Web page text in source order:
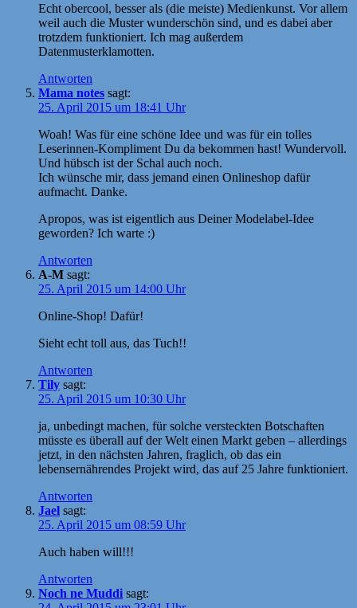
Echt obercool, besser als (die meiste) Medienkunst. Vor allem
weil auch die Muster wunderschön sind, und es dabei aber
trotzdem funktioniert. Ich mag außerdem
Datenmusterklamotten.
Antworten
Mama notes sagt:
25. April 2015 um 18:41 Uhr
Woah! Was für eine schöne Idee und was für ein tolles
Leserinnen-Kompliment Du da bekommen hast! Wundervoll.
Und hübsch ist der Schal auch noch.
Ich wünsche mir, dass jemand einen Onlineshop dafür
aufmacht. Danke.
Apropos, was ist eigentlich aus Deiner Modelabel-Idee
geworden? Ich warte :)
Antworten
A-M sagt:
25. April 2015 um 14:00 Uhr
Online-Shop! Dafür!
Sieht echt toll aus, das Tuch!!
Antworten
Tily sagt:
25. April 2015 um 10:30 Uhr
ja, unbedingt machen, für solche versteckten Botschaften
müsste es überall auf der Welt einen Markt geben – allerdings
jetzt, in den nächsten Jahren, fraglich, ob das ein
lebensernährendes Projekt wird, das auf 25 Jahre funktioniert.
Antworten
Jael sagt:
25. April 2015 um 08:59 Uhr
Auch haben will!!!
Antworten
Noch ne Muddi sagt: